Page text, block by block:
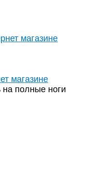
магазине
магазине
на полные ноги